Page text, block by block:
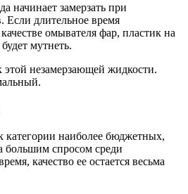
начинает замерзать при
Если длительное время
омывателя фар, пластик на
мутнеть.
этой незамерзающей жидкости.
категории наиболее бюджетных,
большим спросом среди
качество ее остается весьма